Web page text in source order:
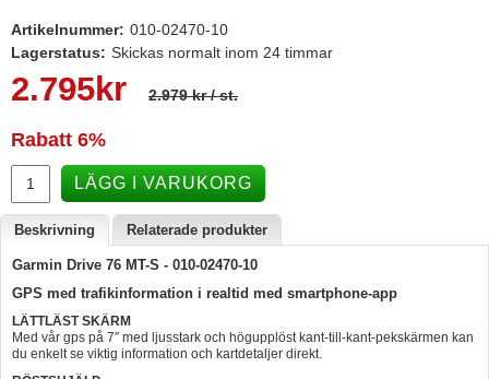
Garmin
Lowrance
Humminbird
Simrad
B&G
Båttillbehör
Varta - Batterier
Victron - Batteriladdare
CTEK - Batteriladdare
Artikelnummer: 010-02470-10
Lagerstatus: Skickas normalt inom 24 timmar
2.795kr 2.979 kr/ st.
Rabatt 6%
LÄGG I VARUKORG
Beskrivning Relaterade produkter
Garmin Drive 76 MT-S - 010-02470-10
GPS med trafikinformation i realtid med smartphone-app
LÄTTLÄST SKÄRM
Med vår gps på 7″ med ljusstark och högupplöst kant-till-kant-pekskärmen kan
du enkelt se viktig information och kartdetaljer direkt.